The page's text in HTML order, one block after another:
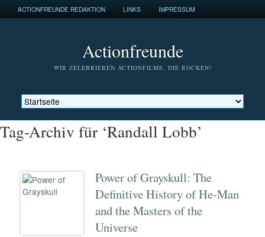
ACTIONFREUNDE REDAKTION LINKS IMPRESSUM
Actionfreunde
WIR ZELEBRIEREN ACTIONFILME, DIE ROCKEN!
Tag-Archiv für ‘Randall Lobb’
Power of Grayskull: The
Definitive History of He-Man
and the Masters of the
Universe